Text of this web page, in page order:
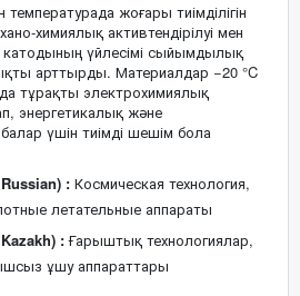
жоғары тиімділігін
химиялық активтендірілуі мен
катодының үйлесімі сыйымдылық
арттырды. Материалдар −20 °C
да тұрақты электрохимиялық
энергетикалық және
үшін тиімді шешім бола
: Космическая технология,
летательные аппараты
:Ғарыштық технологиялар,
ұшу аппараттары